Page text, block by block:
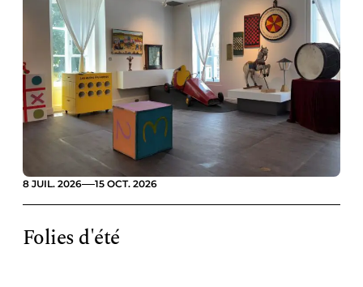
8 JUIL. 2026 15 OCT. 2026
Folies d'été